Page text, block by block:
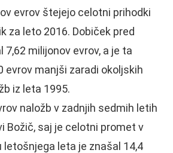
evrov štejejo celotni prihodki
za leto 2016. Dobiček pred
7,62 milijonov evrov, a je ta
evrov manjši zaradi okoljskih
iz leta 1995.
naložb v zadnjih sedmih letih
Božič, saj je celotni promet v
leta je znašal 14,4